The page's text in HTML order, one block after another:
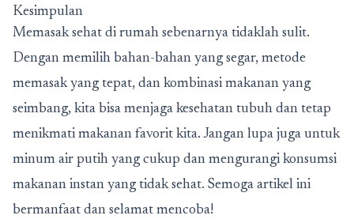
Kesimpulan
Memasak sehat di rumah sebenarnya tidaklah sulit.
Dengan memilih bahan-bahan yang segar, metode
memasak yang tepat, dan kombinasi makanan yang
seimbang, kita bisa menjaga kesehatan tubuh dan tetap
menikmati makanan favorit kita. Jangan lupa juga untuk
minum air putih yang cukup dan mengurangi konsumsi
makanan instan yang tidak sehat. Semoga artikel ini
bermanfaat dan selamat mencoba!